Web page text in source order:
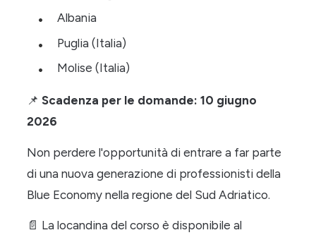
Albania
Puglia (Italia)
Molise (Italia)
📌 Scadenza per le domande: 10 giugno
2026
Non perdere l'opportunità di entrare a far parte
di una nuova generazione di professionisti della
Blue Economy nella regione del Sud Adriatico.
📄 La locandina del corso è disponibile al